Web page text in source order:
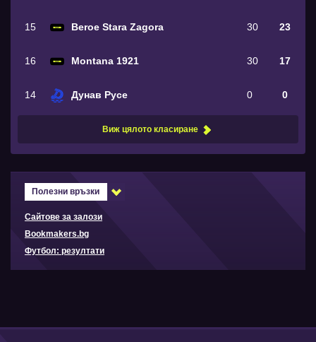
15 Beroe Stara Zagora 30 23
16 Montana 1921 30 17
14 Дунав Русе 0 0
Виж цялото класиране
Полезни връзки
Сайтове за залози
Bookmakers.bg
Футбол: резултати